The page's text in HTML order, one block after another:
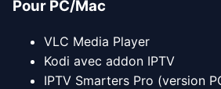
Pour PC/Mac
VLC Media Player
Kodi avec addon IPTV
IPTV Smarters Pro (version